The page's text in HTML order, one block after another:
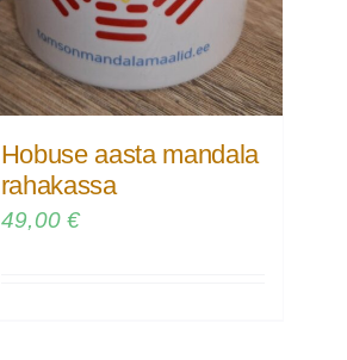
Hobuse aasta mandala
rahakassa
49,00€